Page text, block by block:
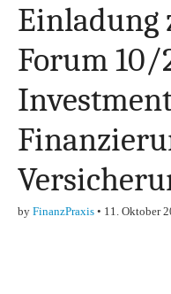
&
Einladung
Forum 10/
by FinanzPraxis • 11. Oktober